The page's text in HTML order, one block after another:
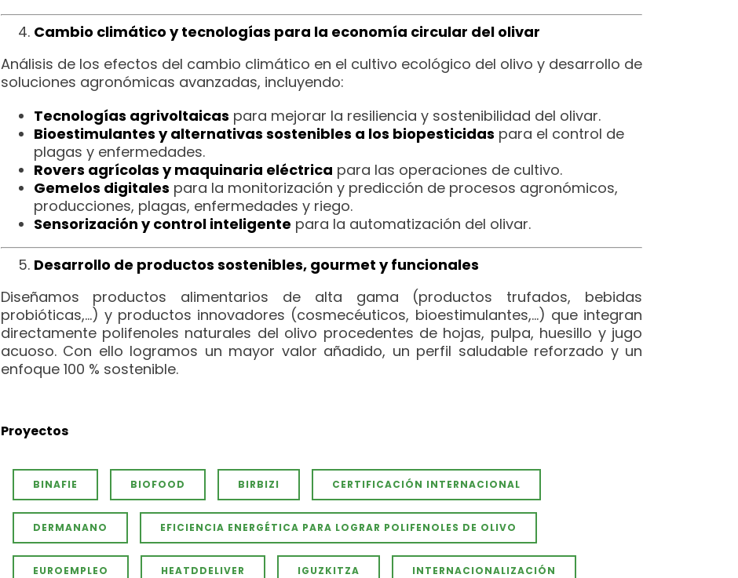
Cambio climático y tecnologías para la economía circular del olivar
Análisis de los efectos del cambio climático en el cultivo ecológico del olivo y desarrollo de
soluciones agronómicas avanzadas, incluyendo:
Tecnologías agrivoltaicas para mejorar la resiliencia y sostenibilidad del olivar.
Bioestimulantes y alternativas sostenibles a los biopesticidas para el control de
plagas y enfermedades.
Rovers agrícolas y maquinaria eléctrica para las operaciones de cultivo.
Gemelos digitales para la monitorización y predicción de procesos agronómicos,
producciones, plagas, enfermedades y riego.
Sensorización y control inteligente para la automatización del olivar.
Desarrollo de productos sostenibles, gourmet y funcionales
Diseñamos productos alimentarios de alta gama (productos trufados, bebidas
probióticas,…) y productos innovadores (cosmecéuticos, bioestimulantes,…) que integran
directamente polifenoles naturales del olivo procedentes de hojas, pulpa, huesillo y jugo
acuoso. Con ello logramos un mayor valor añadido, un perfil saludable reforzado y un
enfoque 100 % sostenible.
Proyectos
BINAFIE BIOFOOD BIRBIZI CERTIFICACIÓN INTERNACIONAL
DERMANANO EFICIENCIA ENERGÉTICA PARA LOGRAR POLIFENOLES DE OLIVO
EUROEMPLEO HEATDDELIVER IGUZKITZA INTERNACIONALIZACIÓN